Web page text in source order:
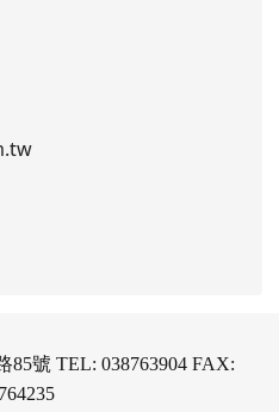
85號 TEL: 038763904 FAX: